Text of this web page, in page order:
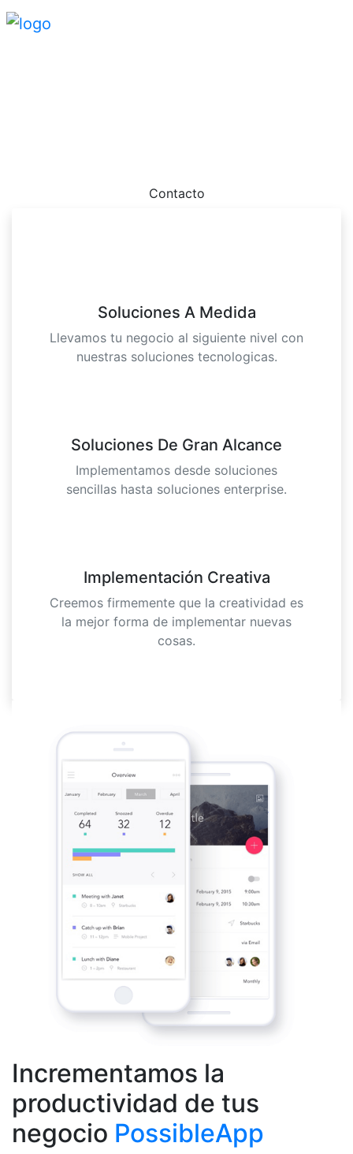
Contacto
Soluciones A Medida
Llevamos tu negocio al siguiente nivel con
nuestras soluciones tecnologicas.
Soluciones De Gran Alcance
Implementamos desde soluciones
sencillas hasta soluciones enterprise.
Implementación Creativa
Creemos firmemente que la creatividad es
la mejor forma de implementar nuevas
cosas.
Incrementamos la
productividad de tus
negocio PossibleApp